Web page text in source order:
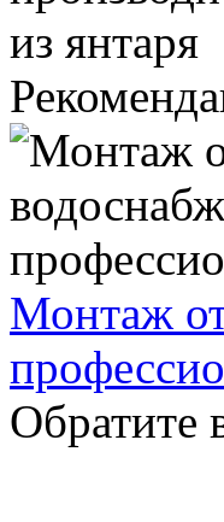
Монтаж
Обратите